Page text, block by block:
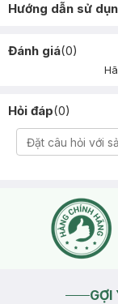
Hướng dẫn sử
Đánh giá(0)
Hỏi đáp(0)
GỢI